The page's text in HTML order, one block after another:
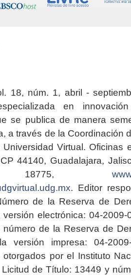
18, núm. 1, abril -
en
se publica de manera
a través de la Coordinación
Universidad Virtual. Oficinas
44140, Guadalajara,
18775,
. Editor
de la Reserva de
electrónica: 04-2009-
número de la Reserva de
versión impresa: 04-2009-
otorgados por el Instituto
de Título: 13449 y